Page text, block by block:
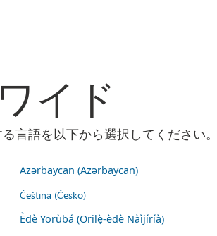
イド
言語を以下から選択してください。
Azərbaycan (Azərbaycan)
Čeština (Česko)
Èdè Yorùbá (Orilẹ̀-èdè Nàìjíríà)